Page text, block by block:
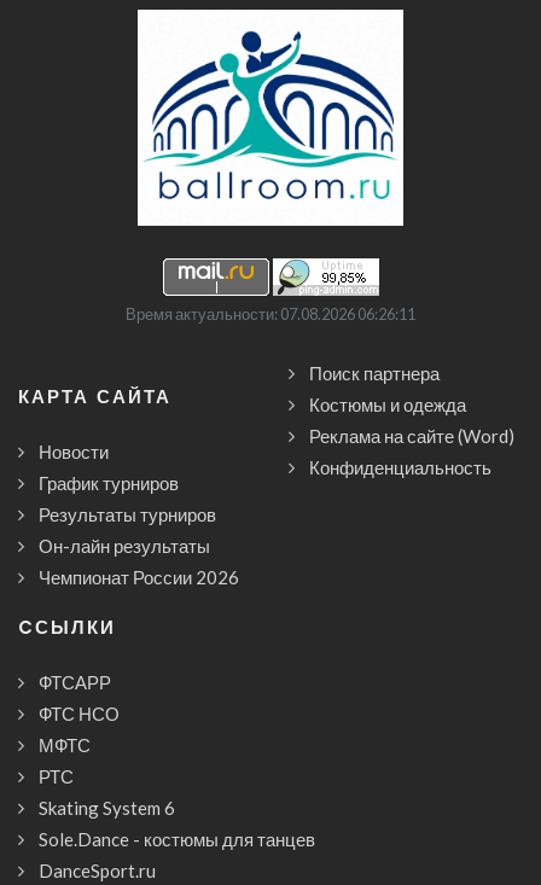
Время актуальности: 07.08.2026 06:26:11
КАРТА САЙТА
Новости
График турниров
Результаты турниров
Он-лайн результаты
Чемпионат России 2026
Поиск партнера
Костюмы и одежда
Реклама на сайте (Word)
Конфиденциальность
CСЫЛКИ
ФТСАРР
ФТС НСО
МФТС
РТС
Skating System 6
Sole.Dance - костюмы для танцев
DanceSport.ru